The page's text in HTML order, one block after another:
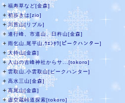
＋ 福寿草など[金森]
＋初歩きは[zio]
＋川苔山[リブル]
＋ 連行峰、市道山、臼杵山[金森]
＋ 雨乞山,尾平山,ｳｴﾝﾀﾜ[ピークハンター]
＋大持山[金森]
＋入山の古峰神社からサ...[tokoro]
＋雲取山,小雲取山[ピークハンター]
＋ 高水三山[金森]
＋高尾山[金森]
＋虚空蔵峠道探索[tokoro]